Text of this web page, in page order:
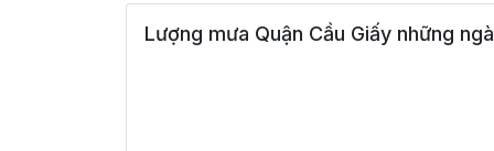
Lượng mưa Quận Cầu Giấy những